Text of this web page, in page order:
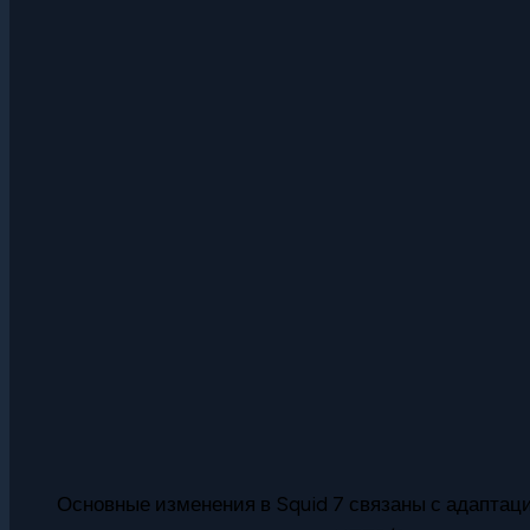
Основные изменения в Squid 7 связаны с